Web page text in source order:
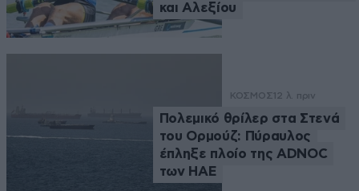
και Αλεξίου
ΚΟΣΜΟΣ 12 λ. πριν
Πολεμικό θρίλερ στα Στενά
του Ορμούζ: Πύραυλος
έπληξε πλοίο της ADNOC
των ΗΑΕ